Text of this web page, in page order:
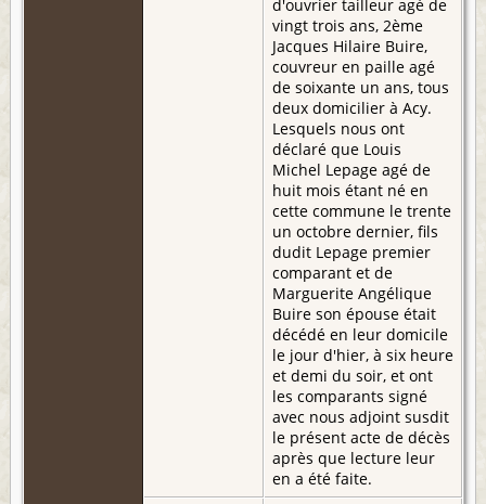
d'ouvrier tailleur agé de
vingt trois ans, 2ème
Jacques Hilaire Buire,
couvreur en paille agé
de soixante un ans, tous
deux domicilier à Acy.
Lesquels nous ont
déclaré que Louis
Michel Lepage agé de
huit mois étant né en
cette commune le trente
un octobre dernier, fils
dudit Lepage premier
comparant et de
Marguerite Angélique
Buire son épouse était
décédé en leur domicile
le jour d'hier, à six heure
et demi du soir, et ont
les comparants signé
avec nous adjoint susdit
le présent acte de décès
après que lecture leur
en a été faite.